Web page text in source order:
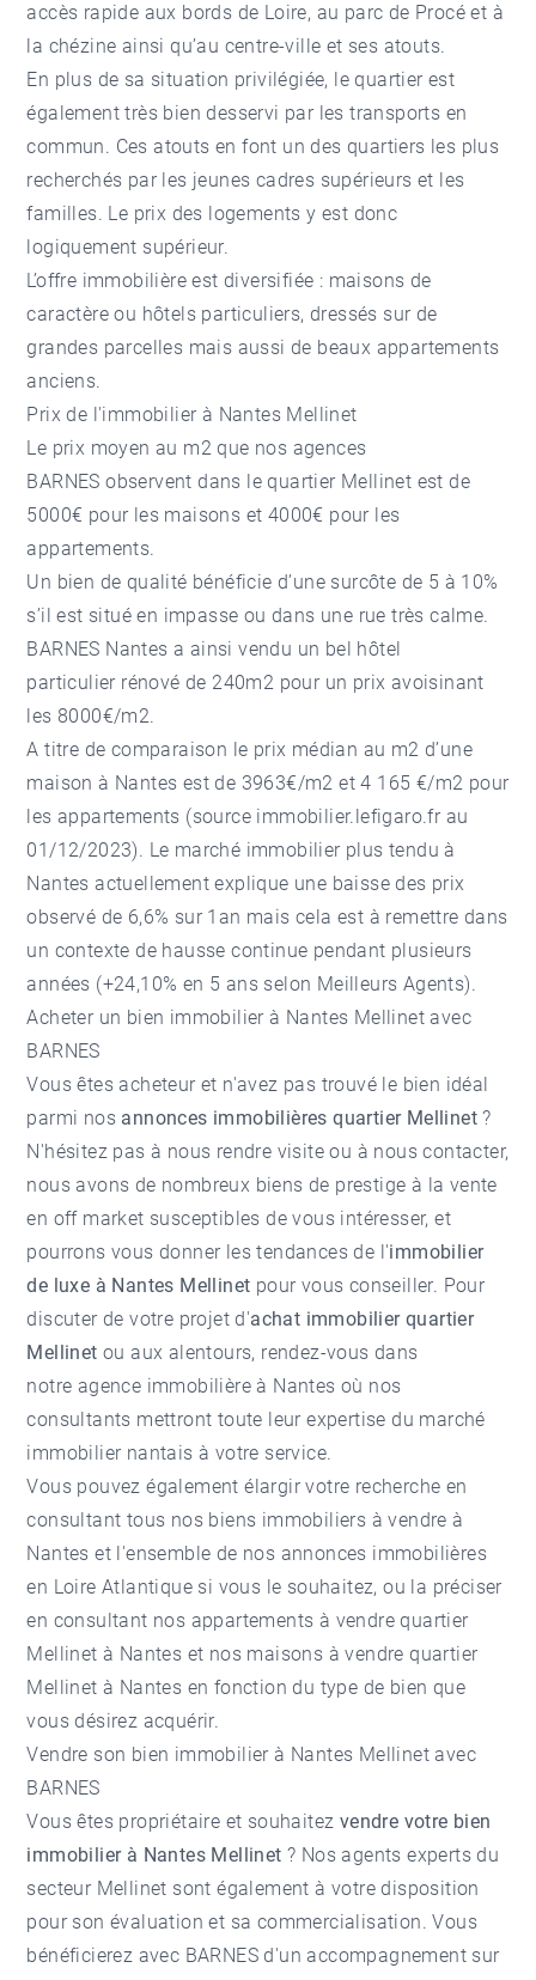
accès rapide aux bords de Loire, au parc de Procé et à
la chézine ainsi qu’au centre-ville et ses atouts.
En plus de sa situation privilégiée, le quartier est
également très bien desservi par les transports en
commun. Ces atouts en font un des quartiers les plus
recherchés par les jeunes cadres supérieurs et les
familles. Le prix des logements y est donc
logiquement supérieur.
L’offre immobilière est diversifiée : maisons de
caractère ou hôtels particuliers, dressés sur de
grandes parcelles mais aussi de beaux appartements
anciens.
Prix de l'immobilier à Nantes Mellinet
Le prix moyen au m2 que nos agences
BARNES observent dans le quartier Mellinet est de
5000€ pour les maisons et 4000€ pour les
appartements.
Un bien de qualité bénéficie d’une surcôte de 5 à 10%
s’il est situé en impasse ou dans une rue très calme.
BARNES Nantes a ainsi vendu un bel hôtel
particulier rénové de 240m2 pour un prix avoisinant
les 8000€/m2.
A titre de comparaison le prix médian au m2 d’une
maison à Nantes est de 3963€/m2 et 4 165 €/m2 pour
les appartements (source immobilier.lefigaro.fr au
01/12/2023). Le marché immobilier plus tendu à
Nantes actuellement explique une baisse des prix
observé de 6,6% sur 1an mais cela est à remettre dans
un contexte de hausse continue pendant plusieurs
années (+24,10% en 5 ans selon Meilleurs Agents).
Acheter un bien immobilier à Nantes Mellinet avec
BARNES
Vous êtes acheteur et n'avez pas trouvé le bien idéal
parmi nos annonces immobilières quartier Mellinet ?
N'hésitez pas à nous rendre visite ou à nous contacter,
nous avons de nombreux biens de prestige à la vente
en off market susceptibles de vous intéresser, et
pourrons vous donner les tendances de l'immobilier
de luxe à Nantes Mellinet pour vous conseiller. Pour
discuter de votre projet d'achat immobilier quartier
Mellinet ou aux alentours, rendez-vous dans
notre agence immobilière à Nantes où nos
consultants mettront toute leur expertise du marché
immobilier nantais à votre service.
Vous pouvez également élargir votre recherche en
consultant tous nos biens immobiliers à vendre à
Nantes et l'ensemble de nos annonces immobilières
en Loire Atlantique si vous le souhaitez, ou la préciser
en consultant nos appartements à vendre quartier
Mellinet à Nantes et nos maisons à vendre quartier
Mellinet à Nantes en fonction du type de bien que
vous désirez acquérir.
Vendre son bien immobilier à Nantes Mellinet avec
BARNES
Vous êtes propriétaire et souhaitez vendre votre bien
immobilier à Nantes Mellinet ? Nos agents experts du
secteur Mellinet sont également à votre disposition
pour son évaluation et sa commercialisation. Vous
bénéficierez avec BARNES d'un accompagnement sur